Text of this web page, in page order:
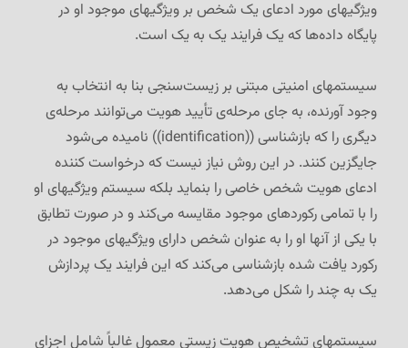
ویژگیهای مورد ادعای یک شخص بر ویژگیهای موجود او در
پایگاه داده‌ها که یک فرایند یک به یک است.
سیستمهای امنیتی مبتنی بر زیست‌سنجی بنا به انتخاب به
وجود آورنده، به جای مرحله‌ی تأیید هویت می‌توانند مرحله‌ی
دیگری را که بازشناسی ((identification)) نامیده می‌شود
جایگزین کنند. در این روش نیاز نیست که درخواست کننده
ادعای هویت شخص خاصی را بنماید بلکه سیستم ویژگیهای او
را با تمامی رکوردهای موجود مقایسه می‌کند و در صورت تطابق
با یکی از آنها او را به عنوان شخص دارای ویژگیهای موجود در
رکورد یافت شده بازشناسی می‌کند که این فرایند یک پردازش
یک به چند را شکل می‌دهد.
سیستمهای تشخیص هویت زیستی معمول غالباً شامل اجزای